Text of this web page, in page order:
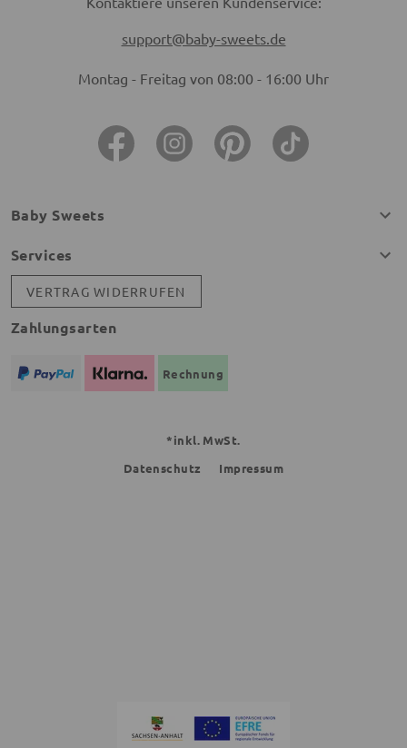
support@baby-sweets.de
Montag - Freitag von 08:00 - 16:00 Uhr
Baby Sweets
Services
VERTRAG WIDERRUFEN
Zahlungsarten
Rechnung
*inkl. MwSt.
Datenschutz
Impressum